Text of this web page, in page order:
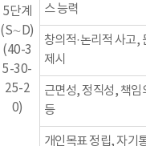
5단계
(S∼D)
(40-3
5-30-
25-2
0)
스 능력
창의적·논리적 사고,
제시
근면성, 정직성, 책임
등
개인목표 정립, 자기